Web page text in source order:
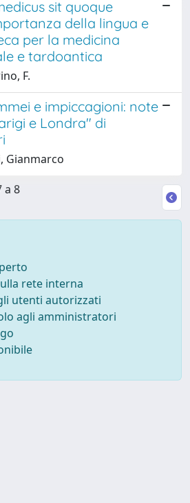
sit quoque
della lingua e
per la medicina
e tardoantica
F.
e impiccagioni: note
e Londra" di
Gianmarco
a 8
rete interna
utenti autorizzati
agli amministratori